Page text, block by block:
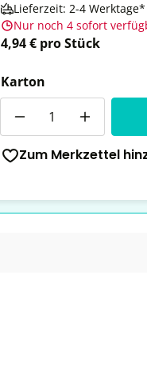
Lieferzeit: 2-4 Werktage*
Nur noch 4 sofort
4,94 € pro Stück
Karton
Zum Merkzettel